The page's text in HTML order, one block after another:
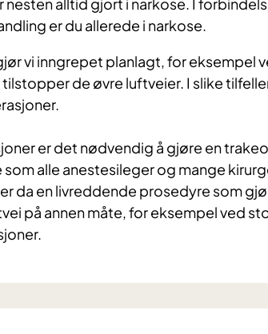
nesten alltid gjort i narkose. I
er du allerede i narkose.
vi inngrepet planlagt, for eksempel
de øvre luftveier. I slike
er det nødvendig å gjøre en
alle anestesileger og mange
da en livreddende prosedyre som
på annen måte, for eksempel ved